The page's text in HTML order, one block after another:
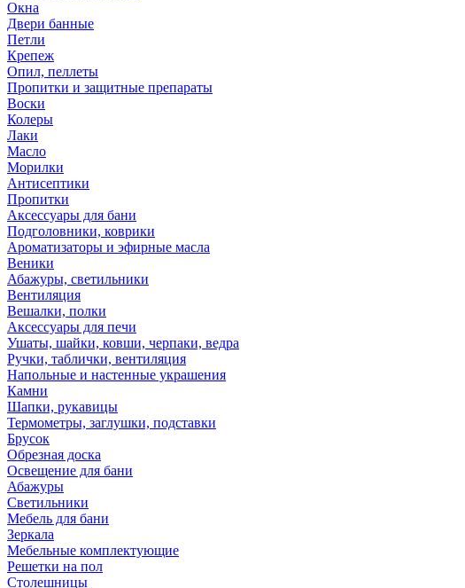
Окна
Двери банные
Петли
Крепеж
Опил, пеллеты
Пропитки и защитные препараты
Воски
Колеры
Лаки
Масло
Морилки
Антисептики
Пропитки
Аксессуары для бани
Подголовники, коврики
Ароматизаторы и эфирные масла
Веники
Абажуры, светильники
Вентиляция
Вешалки, полки
Аксессуары для печи
Ушаты, шайки, ковши, черпаки, ведра
Ручки, таблички, вентиляция
Напольные и настенные украшения
Камни
Шапки, рукавицы
Термометры, заглушки, подставки
Брусок
Обрезная доска
Освещение для бани
Абажуры
Светильники
Мебель для бани
Зеркала
Мебельные комплектующие
Решетки на пол
Столешницы